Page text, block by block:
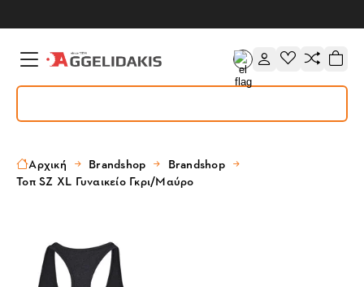
Αρχική Brandshop
Brandshop
Τοπ SZ XL Γυναικείο Γκρι/Μαύρο